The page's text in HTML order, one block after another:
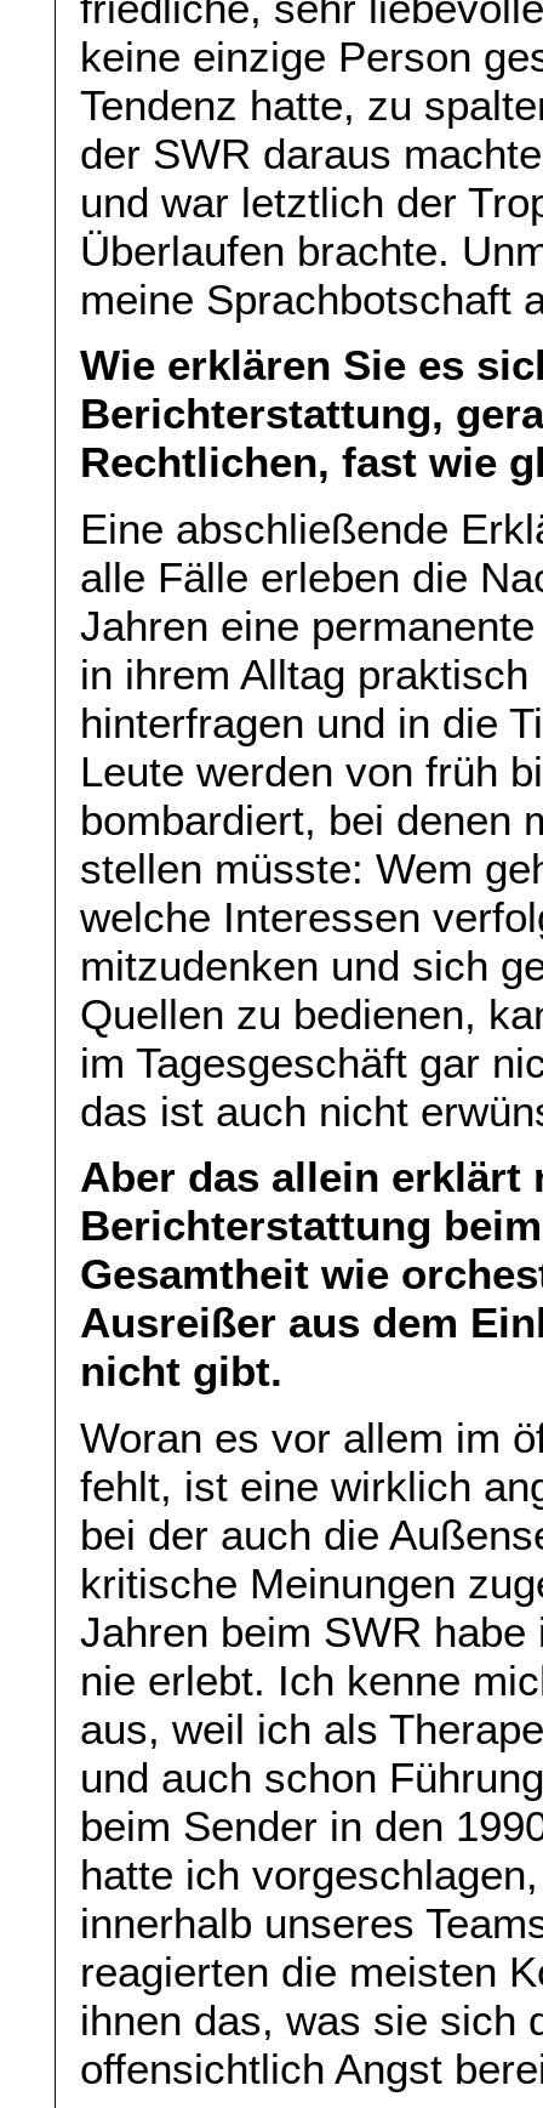
keine einzige Person
Tendenz hatte, zu
der SWR daraus
und war letztlich der
Überlaufen brachte.
meine Sprachbotschaft
Wie erklären Sie es
Berichterstattung,
Rechtlichen, fast wie
Eine abschließende
alle Fälle erleben die
Jahren eine
in ihrem Alltag
hinterfragen und in die
Leute werden von früh
bombardiert, bei denen
stellen müsste: Wem
welche Interessen
mitzudenken und sich
Quellen zu bedienen,
im Tagesgeschäft gar
das ist auch nicht
Aber das allein erklärt
Berichterstattung
Gesamtheit wie
Ausreißer aus dem
nicht gibt.
Woran es vor allem im
fehlt, ist eine wirklich
bei der auch die
kritische Meinungen
Jahren beim SWR
nie erlebt. Ich kenne
aus, weil ich als
und auch schon
beim Sender in den
hatte ich
innerhalb unseres
reagierten die meisten
ihnen das, was sie sich
offensichtlich Angst